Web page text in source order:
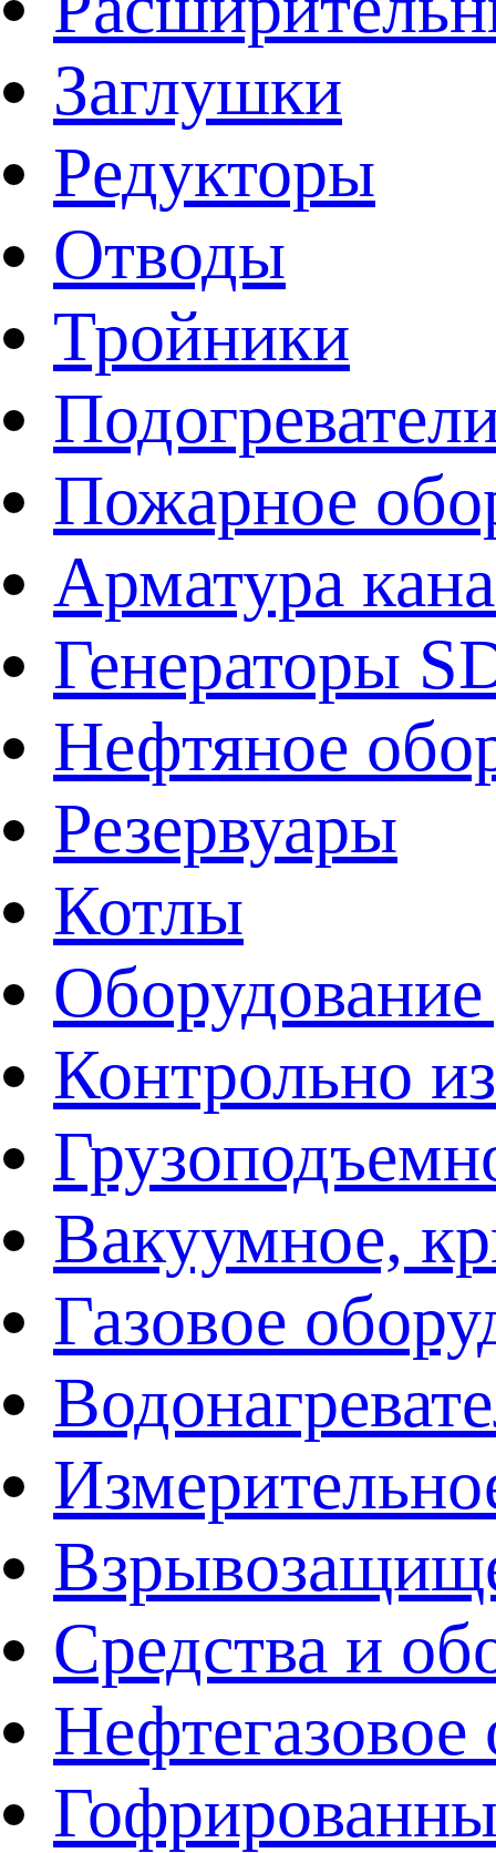
Заглушки
Редукторы
Отводы
Тройники
Пожарное
Арматура
Генераторы
Нефтяное
Резервуары
Котлы
Контрольно
Вакуумное,
Газовое
Средства и
Нефтегазовое